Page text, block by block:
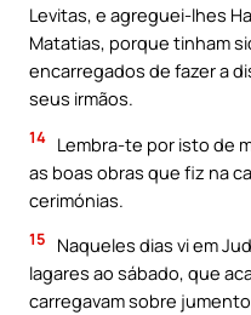
Levitas, e agreguei-lhes
Matatias, porque tinham
encarregados de fazer a
seus irmãos.
14 Lembra-te por isto de
as boas obras que fiz na
cerimónias.
15
Naqueles dias vi em
lagares ao sábado, que
carregavam sobre